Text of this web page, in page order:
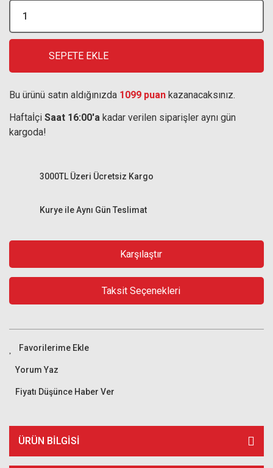
SEPETE EKLE
Bu ürünü satın aldığınızda 1099 puan kazanacaksınız.
Haftaİçi Saat 16:00'a kadar verilen siparişler aynı gün
kargoda!
Kurye ile Aynı Gün Teslimat
3000TL Üzeri Ücretsiz Kargo
Karşılaştır
Taksit Seçenekleri
Yorum Yaz
Fiyatı Düşünce Haber Ver
ÜRÜN BILGISI